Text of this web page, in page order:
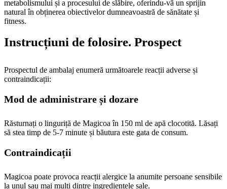
metabolismului și a procesului de slăbire, oferindu-vă un sprijin
natural în obținerea obiectivelor dumneavoastră de sănătate și
fitness.
Instrucțiuni de folosire. Prospect
Prospectul de ambalaj enumeră următoarele reacții adverse și
contraindicații:
Mod de administrare și dozare
Răsturnați o linguriță de Magicoa în 150 ml de apă clocotită. Lăsați
să stea timp de 5-7 minute și băutura este gata de consum.
Contraindicații
Magicoa poate provoca reacții alergice la anumite persoane sensibile
la unul sau mai mulți dintre ingredientele sale.